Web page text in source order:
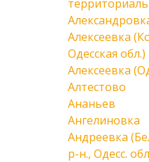
Алексеевка
Одесская обл.)
Алексеевка
Алтестово
Ананьев
Ангелиновка
Андреевка
р-н., Одесс.